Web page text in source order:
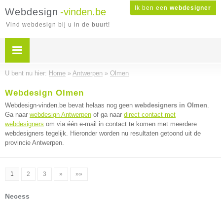
Ik ben een webdesigner
Webdesign -vinden.be
Vind webdesign bij u in de buurt!
U bent nu hier: Home » Antwerpen » Olmen
Webdesign Olmen
Webdesign-vinden.be bevat helaas nog geen webdesigners in Olmen.
Ga naar webdesign Antwerpen of ga naar direct contact met
webdesigners om via één e-mail in contact te komen met meerdere
webdesigners tegelijk. Hieronder worden nu resultaten getoond uit de
provincie Antwerpen.
1 2 3 » »»
Necess